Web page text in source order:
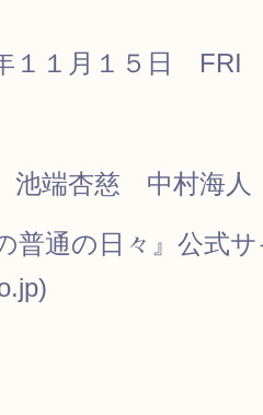
１１月１５日 FRI
端杏慈 中村海人
普通の日々』公式